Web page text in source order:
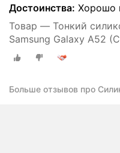
Достоинства: Хорошо
Товар — Тонкий
Samsung Galaxy A52
прозрачный
Больше отзывов про